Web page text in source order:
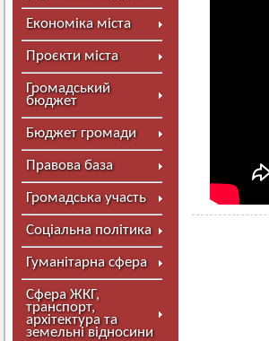
Економіка міста
Проєкти міста
Громадський
бюджет
Бюджет громади
Правова база
Громадська участь
Соціальна політика
Гуманітарна сфера
Сфера ЖКГ,
транспорт,
архітектура та
земельні відносини